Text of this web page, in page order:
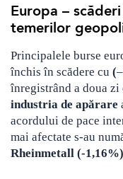
Europa –
temerilor
Principalele burse
închis în scădere cu (–
înregistrând a doua
industria de apărare
acordului de pace
mai afectate s-au
Rheinmetall (-1,16%)